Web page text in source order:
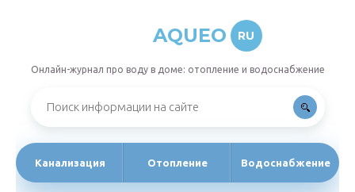
AQUEO RU
Онлайн-журнал про воду в доме: отопление и водоснабжение
Канализация Отопление Водоснабжение